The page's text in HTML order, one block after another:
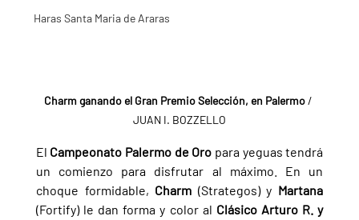
Haras Santa Maria de Araras
Charm ganando el Gran Premio Selección, en Palermo /
JUAN I. BOZZELLO
El Campeonato Palermo de Oro para yeguas tendrá
un comienzo para disfrutar al máximo. En un
choque formidable, Charm (Strategos) y
(Fortify) le dan forma y color al Clásico Arturo R. y